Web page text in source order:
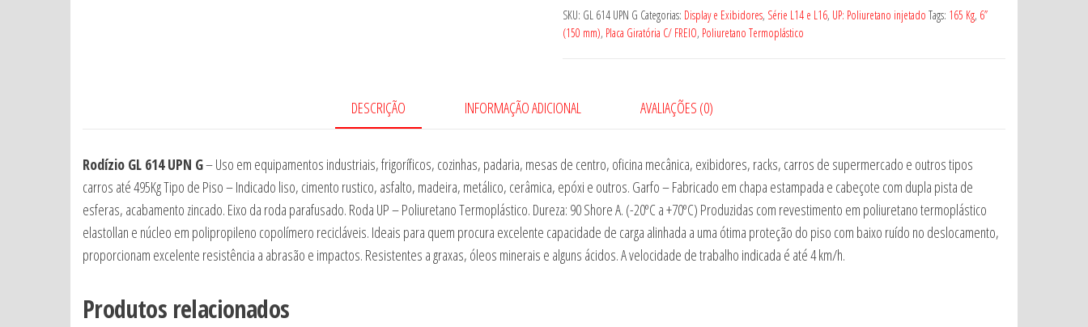
UPN
G
SKU: GL 614 UPN G Categorias: Display e Exibidores, Série L14 e L16, UP: Poliuretano injetado Tags: 165 Kg, 6”
(150 mm), Placa Giratória C/ FREIO, Poliuretano Termoplástico
DESCRIÇÃO INFORMAÇÃO ADICIONAL AVALIAÇÕES (0)
Rodízio GL 614 UPN G– Uso em equipamentos industriais, frigoríficos, cozinhas, padaria, mesas de centro, oficina mecânica, exibidores, racks, carros de supermercado e outros tipos
carros até 495Kg Tipo de Piso – Indicado liso, cimento rustico, asfalto, madeira, metálico, cerâmica, epóxi e outros. Garfo – Fabricado em chapa estampada e cabeçote com dupla pista de
esferas, acabamento zincado. Eixo da roda parafusado. Roda UP – Poliuretano Termoplástico. Dureza: 90 Shore A. (-20ºC a +70ºC) Produzidas com revestimento em poliuretano termoplástico
elastollan e núcleo em polipropileno copolímero recicláveis. Ideais para quem procura excelente capacidade de carga alinhada a uma ótima proteção do piso com baixo ruído no deslocamento,
proporcionam excelente resistência a abrasão e impactos. Resistentes a graxas, óleos minerais e alguns ácidos. A velocidade de trabalho indicada é até 4 km/h.
Produtos relacionados